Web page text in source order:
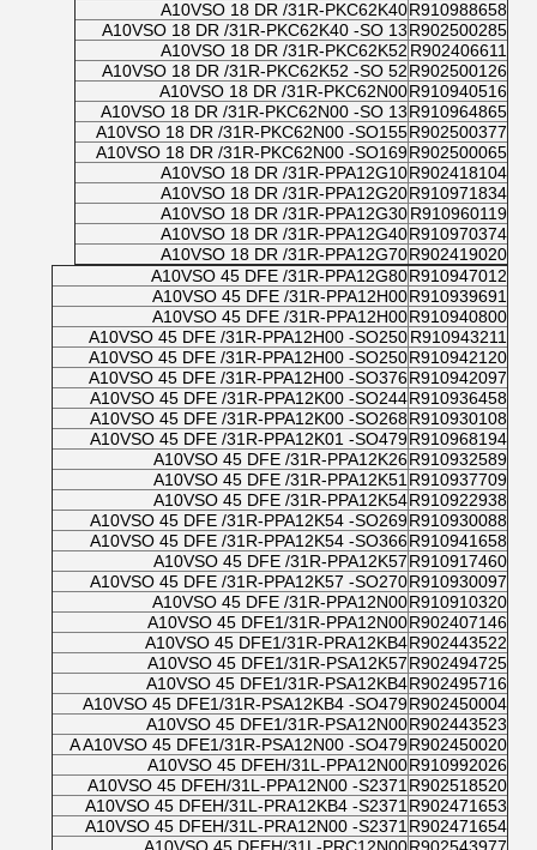
R910988658
A10VSO 18 DR /31R-PKC62K40
R902500285
A10VSO 18 DR /31R-PKC62K40 -SO 13
R902406611
A10VSO 18 DR /31R-PKC62K52
R902500126
A10VSO 18 DR /31R-PKC62K52 -SO 52
R910940516
A10VSO 18 DR /31R-PKC62N00
R910964865
A10VSO 18 DR /31R-PKC62N00 -SO 13
R902500377
A10VSO 18 DR /31R-PKC62N00 -SO155
R902500065
A10VSO 18 DR /31R-PKC62N00 -SO169
R902418104
A10VSO 18 DR /31R-PPA12G10
R910971834
A10VSO 18 DR /31R-PPA12G20
R910960119
A10VSO 18 DR /31R-PPA12G30
R910970374
A10VSO 18 DR /31R-PPA12G40
R902419020
A10VSO 18 DR /31R-PPA12G70
R910947012
A10VSO 45 DFE /31R-PPA12G80
R910939691
A10VSO 45 DFE /31R-PPA12H00
R910940800
A10VSO 45 DFE /31R-PPA12H00
R910943211
A10VSO 45 DFE /31R-PPA12H00 -SO250
R910942120
A10VSO 45 DFE /31R-PPA12H00 -SO250
R910942097
A10VSO 45 DFE /31R-PPA12H00 -SO376
R910936458
A10VSO 45 DFE /31R-PPA12K00 -SO244
R910930108
A10VSO 45 DFE /31R-PPA12K00 -SO268
R910968194
A10VSO 45 DFE /31R-PPA12K01 -SO479
R910932589
A10VSO 45 DFE /31R-PPA12K26
R910937709
A10VSO 45 DFE /31R-PPA12K51
R910922938
A10VSO 45 DFE /31R-PPA12K54
R910930088
A10VSO 45 DFE /31R-PPA12K54 -SO269
R910941658
A10VSO 45 DFE /31R-PPA12K54 -SO366
R910917460
A10VSO 45 DFE /31R-PPA12K57
R910930097
A10VSO 45 DFE /31R-PPA12K57 -SO270
R910910320
A10VSO 45 DFE /31R-PPA12N00
R902407146
A10VSO 45 DFE1/31R-PPA12N00
R902443522
A10VSO 45 DFE1/31R-PRA12KB4
R902494725
A10VSO 45 DFE1/31R-PSA12K57
R902495716
A10VSO 45 DFE1/31R-PSA12KB4
R902450004
A10VSO 45 DFE1/31R-PSA12KB4 -SO479
R902443523
A10VSO 45 DFE1/31R-PSA12N00
R902450020
A A10VSO 45 DFE1/31R-PSA12N00 -SO479
R910992026
A10VSO 45 DFEH/31L-PPA12N00
R902518520
A10VSO 45 DFEH/31L-PPA12N00 -S2371
R902471653
A10VSO 45 DFEH/31L-PRA12KB4 -S2371
R902471654
A10VSO 45 DFEH/31L-PRA12N00 -S2371